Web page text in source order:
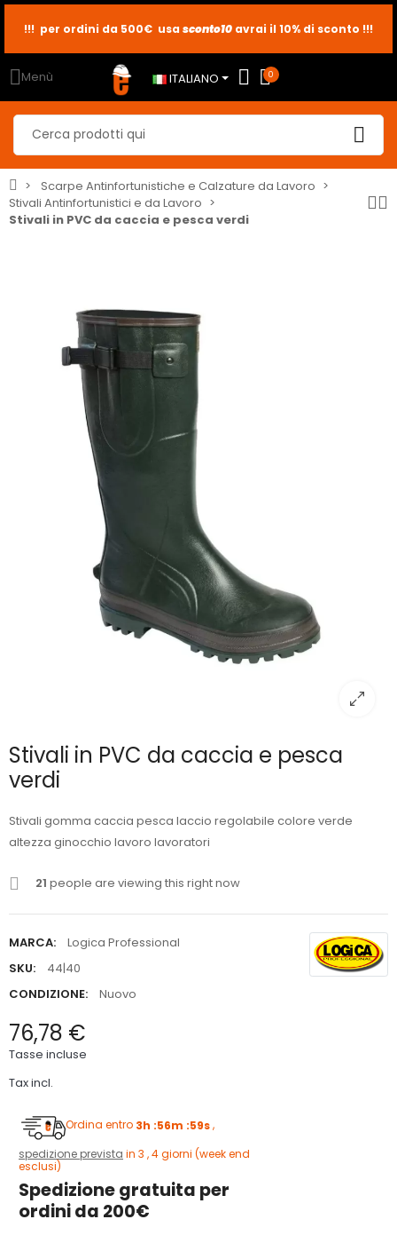
sconto2
sconto5
!!! per ordini da 500€ usa sconto10 avrai il 10% di sconto !!!
Menù ITALIANO 0
Scarpe Antinfortunistiche e Calzature da Lavoro
Stivali Antinfortunistici e da Lavoro
Stivali in PVC da caccia e pesca verdi
Stivali in PVC da caccia e pesca
verdi
Stivali gomma caccia pesca laccio regolabile colore verde
altezza ginocchio lavoro lavoratori
21 people are viewing this right now
MARCA:
Logica Professional
SKU:
44|40
CONDIZIONE:
Nuovo
76,78 €
Tasse incluse
Tax incl.
Ordina entro 3h :56m :58s,
spedizione prevista in 3 , 4 giorni (week end
esclusi)
Spedizione gratuita per
ordini da 200€